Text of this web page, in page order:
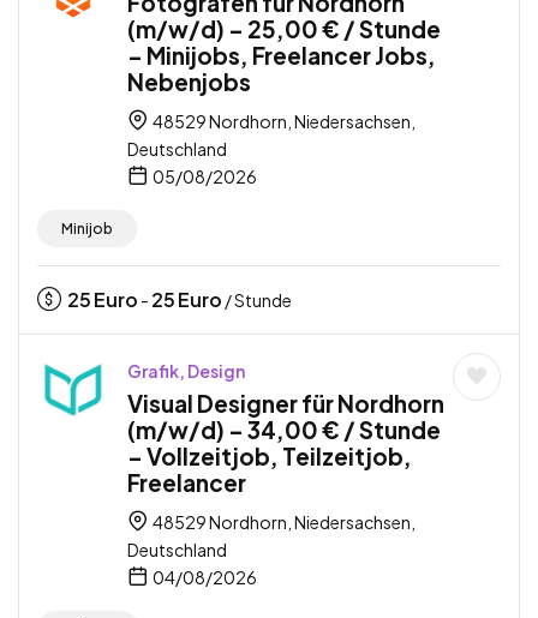
(m/w/d) – 25,00 € / Stunde
– Minijobs, Freelancer Jobs,
Nebenjobs
48529 Nordhorn, Niedersachsen,
Deutschland
05/08/2026
Minijob
25Euro - 25Euro / Stunde
Grafik, Design
Visual Designer für Nordhorn
(m/w/d) – 34,00 € / Stunde
– Vollzeitjob, Teilzeitjob,
Freelancer
48529 Nordhorn, Niedersachsen,
Deutschland
04/08/2026